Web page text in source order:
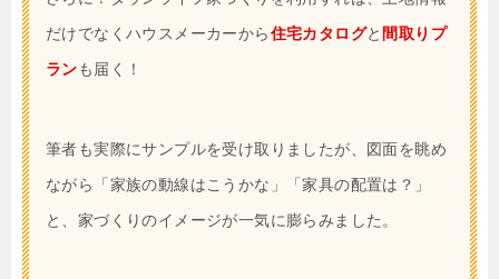
だけでなくハウスメーカーから住宅カタログと 間取りプ
ランも届く！
筆者も実際にサンプルを受け取りましたが、図面を眺め
ながら「家族の動線はこうかな」「家具の配置は？」
と、家づくりのイメージが一気に膨らみました。